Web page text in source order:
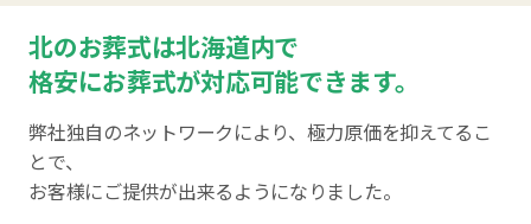
北のお葬式は北海道内で
格安にお葬式が対応可能できます。
弊社独自のネットワークにより、極力原価を抑えてるこ
とで、
お客様にご提供が出来るようになりました。